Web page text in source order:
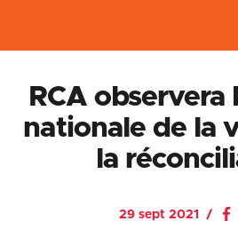
RCA observera
nationale de la
la
29 sept 2021